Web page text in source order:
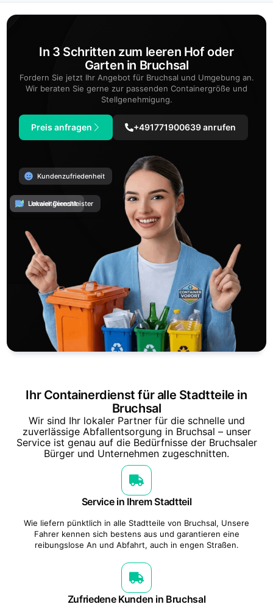
In 3 Schritten zum leeren Hof oder
Garten in Bruchsal
Fordern Sie jetzt Ihr Angebot für Bruchsal und Umgebung an.
Wir beraten Sie gerne zur passenden Containergröße und
Stellgenehmigung.
Preis anfragen +491771900639 anrufen
Kundenzufriedenheit
Umweltgerecht
Lokaler Dienstleister
Ihr Containerdienst für alle Stadtteile in
Bruchsal
Wir sind Ihr lokaler Partner für die schnelle und
zuverlässige Abfallentsorgung in Bruchsal – unser
Service ist genau auf die Bedürfnisse der Bruchsaler
Bürger und Unternehmen zugeschnitten.
Service in Ihrem Stadtteil
Wie liefern pünktlich in alle Stadtteile von Bruchsal, Unsere
Fahrer kennen sich bestens aus und garantieren eine
reibungslose An und Abfahrt, auch in engen Straßen.
Zufriedene Kunden in Bruchsal